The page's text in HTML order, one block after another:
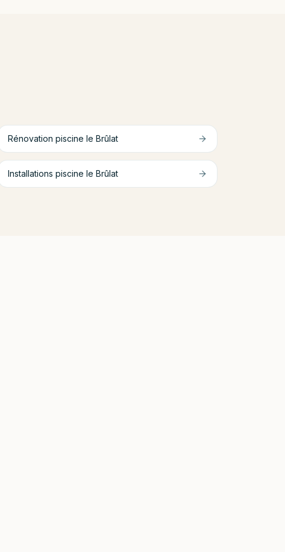
Rénovation piscine le Brûlat
Installations piscine le Brûlat